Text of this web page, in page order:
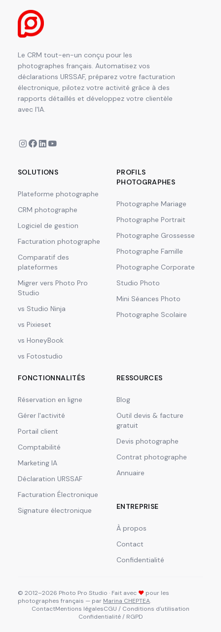
Le CRM tout-en-un conçu pour les
photographes français. Automatisez vos
déclarations URSSAF, préparez votre facturation
électronique, pilotez votre activité grâce à des
rapports détaillés et développez votre clientèle
avec l'IA.
SOLUTIONS
Plateforme photographe
CRM photographe
Logiciel de gestion
Facturation photographe
Comparatif des
plateformes
Migrer vers Photo Pro
Studio
vs Studio Ninja
vs Pixieset
vs HoneyBook
vs Fotostudio
PROFILS
PHOTOGRAPHES
Photographe Mariage
Photographe Portrait
Photographe Grossesse
Photographe Famille
Photographe Corporate
Studio Photo
Mini Séances Photo
Photographe Scolaire
FONCTIONNALITÉS
Réservation en ligne
Gérer l'activité
Portail client
Comptabilité
Marketing IA
Déclaration URSSAF
Facturation Électronique
Signature électronique
RESSOURCES
Blog
Outil devis & facture
gratuit
Devis photographe
Contrat photographe
Annuaire
ENTREPRISE
À propos
Contact
Confidentialité
© 2012–2026 Photo Pro Studio · Fait avec ❤ pour les
photographes français — par Marina CHEPTEA.
ContactMentions légalesCGU / Conditions d'utilisation
Confidentialité / RGPD